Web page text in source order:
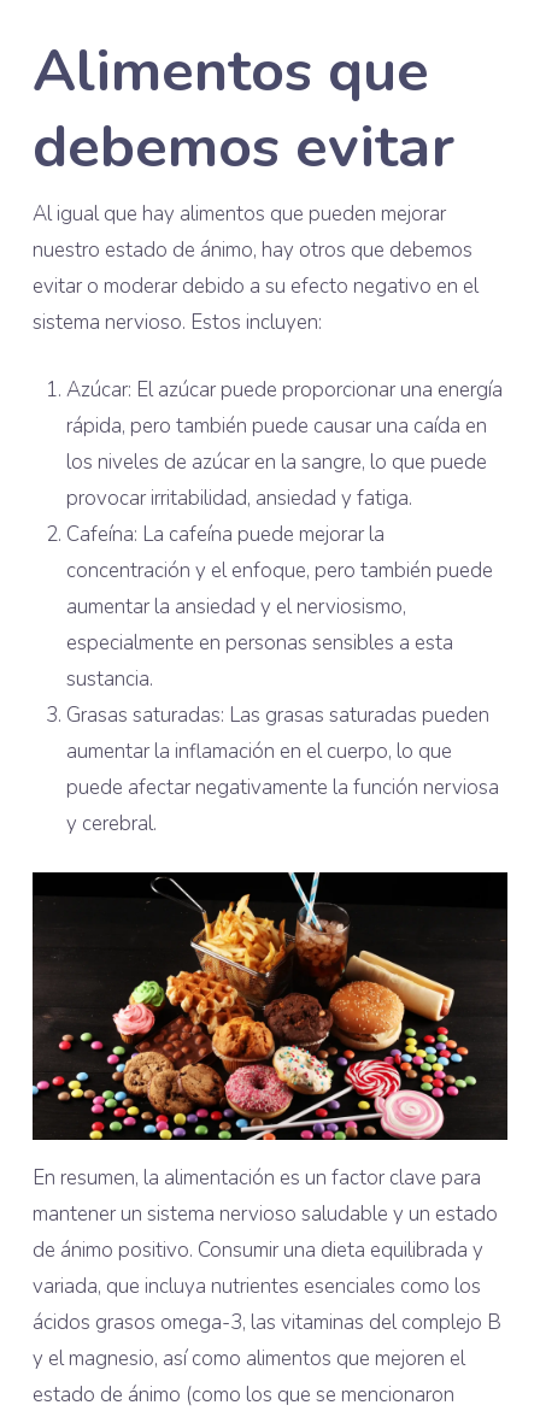
Alimentos que
debemos evitar
Al igual que hay alimentos que pueden mejorar
nuestro estado de ánimo, hay otros que debemos
evitar o moderar debido a su efecto negativo en el
sistema nervioso. Estos incluyen:
Azúcar: El azúcar puede proporcionar una energía
rápida, pero también puede causar una caída en
los niveles de azúcar en la sangre, lo que puede
provocar irritabilidad, ansiedad y fatiga.
Cafeína: La cafeína puede mejorar la
concentración y el enfoque, pero también puede
aumentar la ansiedad y el nerviosismo,
especialmente en personas sensibles a esta
sustancia.
Grasas saturadas: Las grasas saturadas pueden
aumentar la inflamación en el cuerpo, lo que
puede afectar negativamente la función nerviosa
y cerebral.
En resumen, la alimentación es un factor clave para
mantener un sistema nervioso saludable y un estado
de ánimo positivo. Consumir una dieta equilibrada y
variada, que incluya nutrientes esenciales como los
ácidos grasos omega-3, las vitaminas del complejo B
y el magnesio, así como alimentos que mejoren el
estado de ánimo (como los que se mencionaron